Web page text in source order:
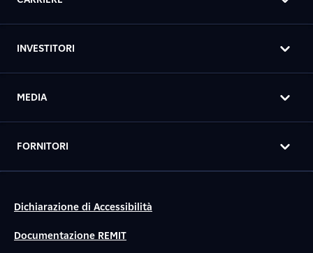
INVESTITORI
MEDIA
FORNITORI
Dichiarazione di Accessibilità
Documentazione REMIT